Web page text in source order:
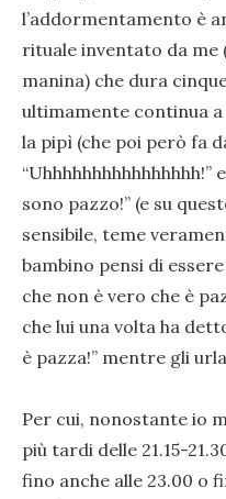
l’addormentamento è
rituale inventato da me
manina) che dura
ultimamente continua
la pipì (che poi però fa
sono pazzo!” (e su
sensibile, teme
bambino pensi di
che non è vero che è
che lui una volta ha
è pazza!” mentre gli
Per cui, nonostante io
più tardi delle 21.15-
fino anche alle 23.00 o